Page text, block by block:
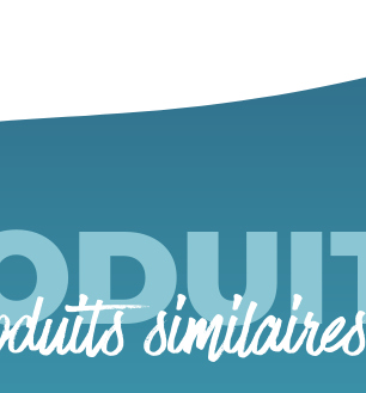
similaires